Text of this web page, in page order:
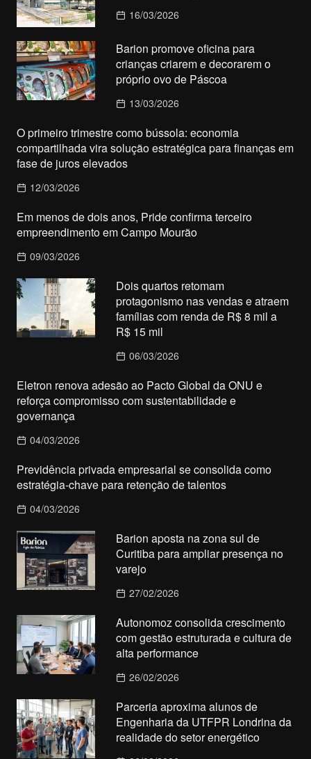
16/03/2026
Barion promove oficina para
crianças criarem e decorarem o
próprio ovo de Páscoa
13/03/2026
O primeiro trimestre como bússola: economia
compartilhada vira solução estratégica para finanças em
fase de juros elevados
12/03/2026
Em menos de dois anos, Pride confirma terceiro
empreendimento em Campo Mourão
09/03/2026
Dois quartos retomam
protagonismo nas vendas e atraem
famílias com renda de R$ 8 mil a
R$ 15 mil
06/03/2026
Eletron renova adesão ao Pacto Global da ONU e
reforça compromisso com sustentabilidade e
governança
04/03/2026
Previdência privada empresarial se consolida como
estratégia-chave para retenção de talentos
04/03/2026
Barion aposta na zona sul de
Curitiba para ampliar presença no
varejo
27/02/2026
Autonomoz consolida crescimento
com gestão estruturada e cultura de
alta performance
26/02/2026
Parceria aproxima alunos de
Engenharia da UTFPR Londrina da
realidade do setor energético